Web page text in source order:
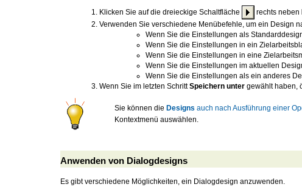
Klicken Sie auf die dreieckige Schaltfläche rechts neben
Verwenden Sie verschiedene Menübefehle, um ein Design
Wenn Sie die Einstellungen als
Wenn Sie die Einstellungen in ein
Wenn Sie die Einstellungen in eine
Wenn Sie die Einstellungen im aktuellen
Wenn Sie die Einstellungen als ein anderes
Wenn Sie im letzten SchrittSpeichern unter gewählt haben,
Sie können die Designs auch nach Ausführung einer
Kontextmenü auswählen.
Anwenden von Dialogdesigns
Es gibt verschiedene Möglichkeiten, ein Dialogdesign anzuwenden.